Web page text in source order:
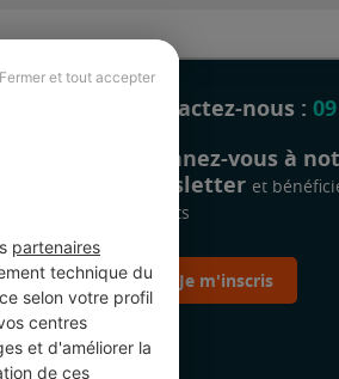
Fermer et tout accepter
partenaires
technique du
selon votre profil
centres
et d'améliorer la
de ces
Contactez-nous :
Abonnez-vous à
newsletter et
gratuits
Je m'inscris